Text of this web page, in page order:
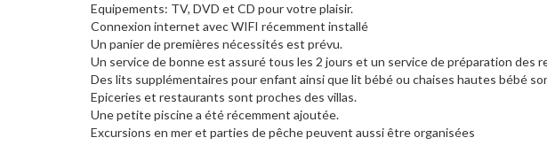
Equipements: TV, DVD et CD pour votre plaisir.
Connexion internet avec WIFI récemment installé
Un panier de premières nécessités est prévu.
Un service de bonne est assuré tous les 2 jours et un service de préparation des
Des lits supplémentaires pour enfant ainsi que lit bébé ou chaises hautes bébé
Epiceries et restaurants sont proches des villas.
Une petite piscine a été récemment ajoutée.
Excursions en mer et parties de pêche peuvent aussi être organisées